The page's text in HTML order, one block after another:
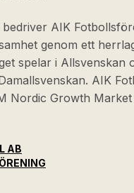
AIK
genom ett
spelar i Allsvenskan
AIK
Nordic Growth
AB